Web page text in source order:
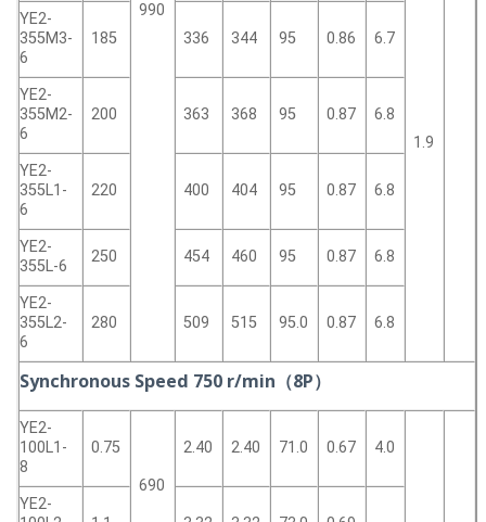
990
1.9
YE2-
355M3-
6
185 336 344 95 0.86 6.7
YE2-
355M2-
6
200 363 368 95 0.87 6.8
YE2-
355L1-
6
220 400 404 95 0.87 6.8
YE2-
355L-6
250 454 460 95 0.87 6.8
YE2-
355L2-
6
280 509 515 95.0 0.87 6.8
Synchronous Speed 750 r/min（8P）
YE2-
100L1-
8
0.75
690
2.40 2.40 71.0 0.67 4.0
YE2-